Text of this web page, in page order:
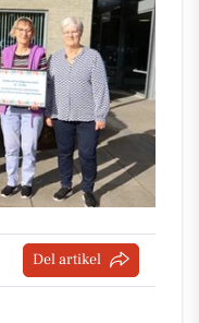
Del artikel